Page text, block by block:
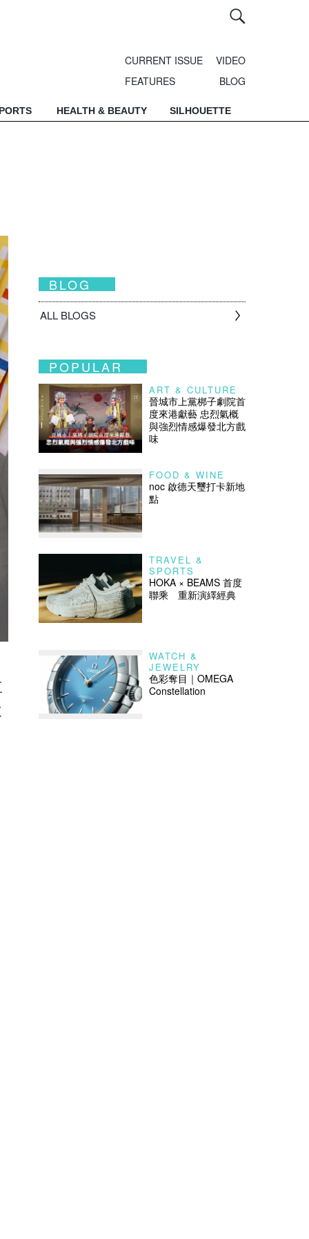
CURRENT ISSUE
VIDEO
FEATURES
BLOG
HEALTH & BEAUTY SILHOUETTE
BLOG
ALL BLOGS
POPULAR
ART & CULTURE
晉城市上黨梆子劇院首
度來港獻藝 忠烈氣概
與強烈情感爆發北方戲
味
FOOD & WINE
noc 啟德天璽打卡新地
點
TRAVEL &
SPORTS
HOKA × BEAMS 首度
聯乘 重新演繹經典
WATCH &
JEWELRY
色彩奪目｜OMEGA
Constellation